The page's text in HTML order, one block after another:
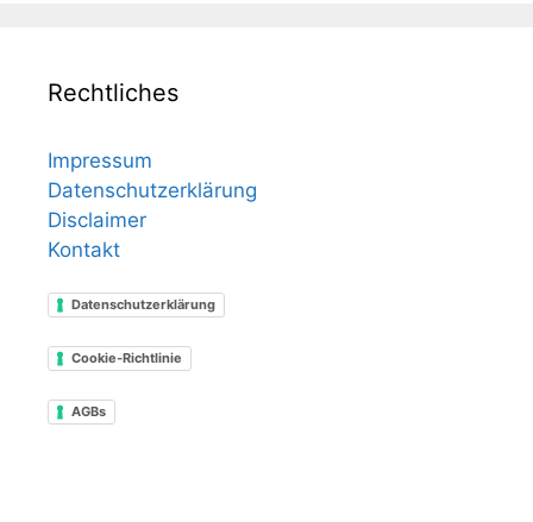
Rechtliches
Impressum
Datenschutzerklärung
Disclaimer
Kontakt
Datenschutzerklärung
Cookie-Richtlinie
AGBs